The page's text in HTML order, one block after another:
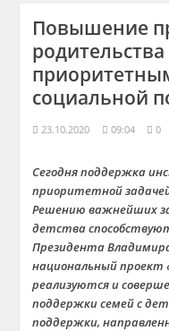
Повышение
социальной
23.10.2020 09:04 0
Сегодня поддержка
приоритетной
Решению важнейших
детства
Президента
национальный проект
реализуются и
поддержки семей с
поддержки,